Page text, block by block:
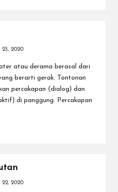
23, 2020
atau derama berasal dari
berarti gerak. Tontonan
percakapan (dialog) dan
di panggung. Percakapan
22, 2020